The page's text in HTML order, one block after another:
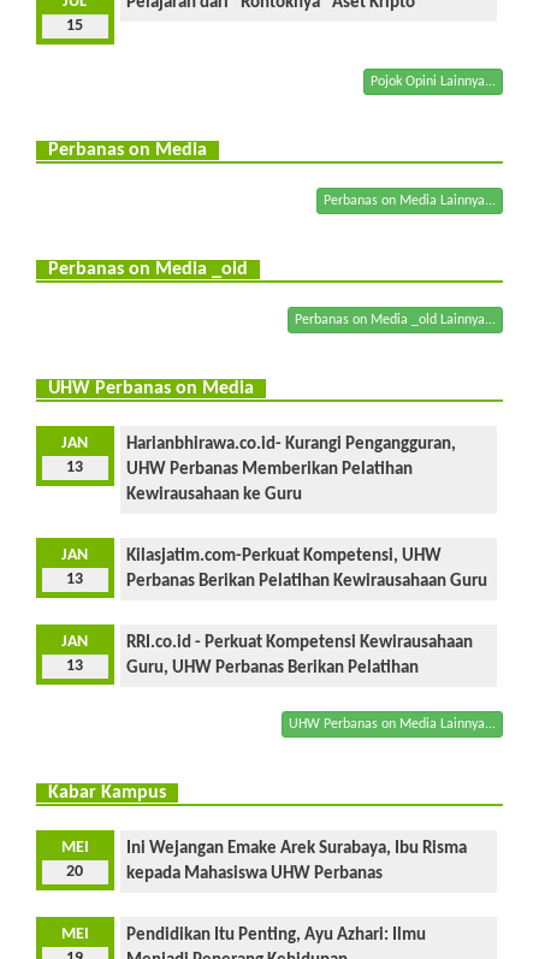
15
Pojok Opini Lainnya...
Perbanas on Media
Perbanas on Media Lainnya...
Perbanas on Media _old
Perbanas on Media _old Lainnya...
UHW Perbanas on Media
JAN
13
Harianbhirawa.co.id- Kurangi Pengangguran,
UHW Perbanas Memberikan Pelatihan
Kewirausahaan ke Guru
JAN
13
Kilasjatim.com-Perkuat Kompetensi, UHW
Perbanas Berikan Pelatihan Kewirausahaan Guru
JAN
13
RRI.co.id - Perkuat Kompetensi Kewirausahaan
Guru, UHW Perbanas Berikan Pelatihan
UHW Perbanas on Media Lainnya...
Kabar Kampus
MEI
20
Ini Wejangan Emake Arek Surabaya, Ibu Risma
kepada Mahasiswa UHW Perbanas
MEI
Pendidikan Itu Penting, Ayu Azhari: Ilmu